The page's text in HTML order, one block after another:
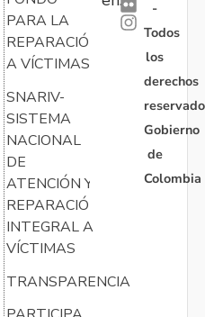
PARA LA
REPARACIÓN
A VÍCTIMAS
SNARIV-
SISTEMA
NACIONAL
DE
ATENCIÓN Y
REPARACIÓN
INTEGRAL A
VÍCTIMAS
TRANSPARENCIA
-
Todos
los
derechos
Gobierno
de
Colombia